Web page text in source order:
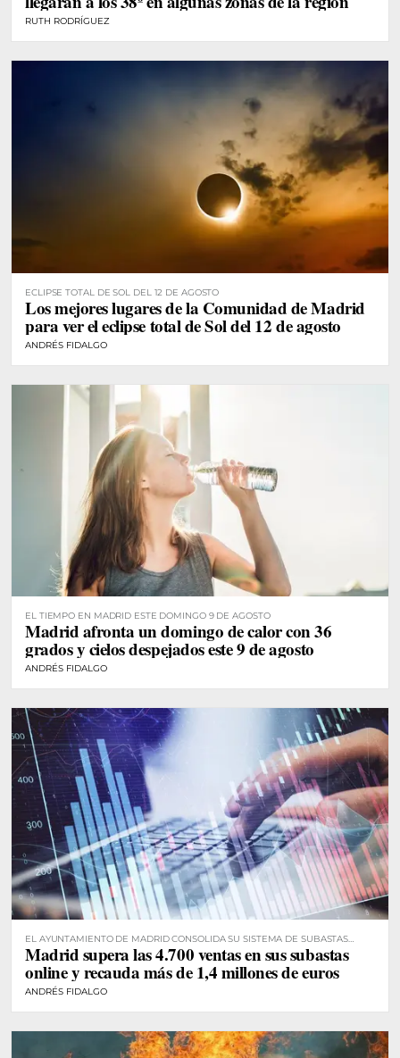
RUTH RODRÍGUEZ
ECLIPSE TOTAL DE SOL DEL 12 DE AGOSTO
Los mejores lugares de la Comunidad de Madrid
para ver el eclipse total de Sol del 12 de agosto
ANDRÉS FIDALGO
EL TIEMPO EN MADRID ESTE DOMINGO 9 DE AGOSTO
Madrid afronta un domingo de calor con 36
grados y cielos despejados este 9 de agosto
ANDRÉS FIDALGO
EL AYUNTAMIENTO DE MADRID CONSOLIDA SU SISTEMA DE SUBASTAS
DIGITALES
Madrid supera las 4.700 ventas en sus subastas
online y recauda más de 1,4 millones de euros
ANDRÉS FIDALGO